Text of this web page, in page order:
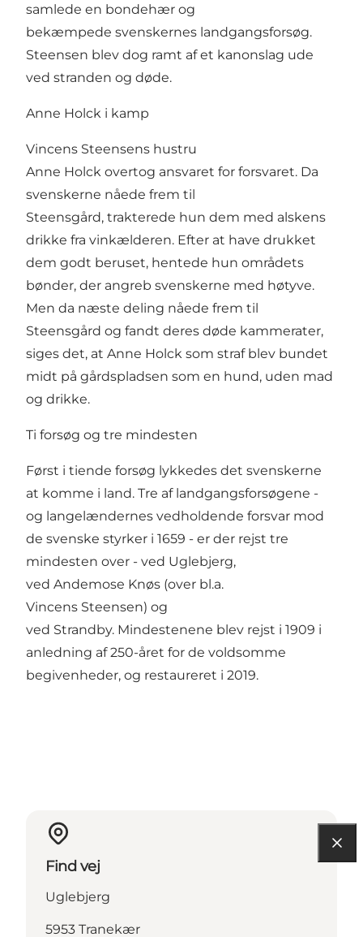
samlede en bondehær og
bekæmpede svenskernes landgangsforsøg.
Steensen blev dog ramt af et kanonslag ude
ved stranden og døde.
Anne Holck i kamp
Vincens Steensens hustru
Anne Holck overtog ansvaret for forsvaret. Da
svenskerne nåede frem til
Steensgård, trakterede hun dem med alskens
drikke fra vinkælderen. Efter at have drukket
dem godt beruset, hentede hun områdets
bønder, der angreb svenskerne med høtyve.
Men da næste deling nåede frem til
Steensgård og fandt deres døde kammerater,
siges det, at Anne Holck som straf blev bundet
midt på gårdspladsen som en hund, uden mad
og drikke.
Ti forsøg og tre mindesten
Først i tiende forsøg lykkedes det svenskerne
at komme i land. Tre af landgangsforsøgene -
og langelændernes vedholdende forsvar mod
de svenske styrker i 1659 - er der rejst tre
mindesten over - ved Uglebjerg,
ved Andemose Knøs (over bl.a.
Vincens Steensen) og
ved Strandby. Mindestenene blev rejst i 1909 i
anledning af 250-året for de voldsomme
begivenheder, og restaureret i 2019.
Find vej
Uglebjerg
5953 Tranekær